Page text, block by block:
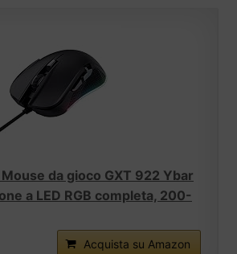
da gioco GXT 922 Ybar
a LED RGB completa, 200-
Acquista su Amazon